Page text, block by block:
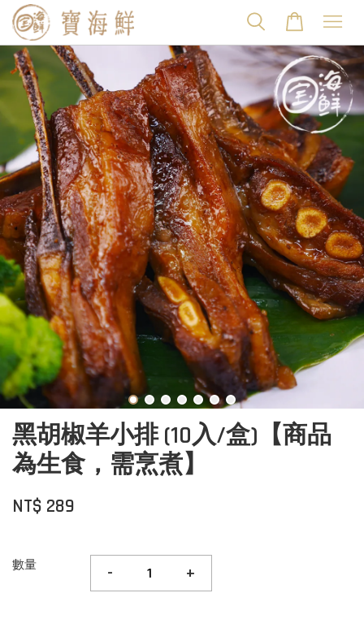
黑胡椒羊小排 (10入/盒)【商品
為生食，需烹煮】
NT$ 289
數量 - +